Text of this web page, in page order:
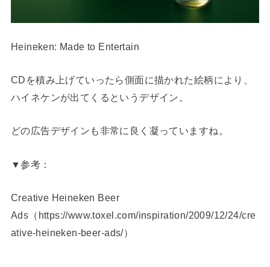
Heineken: Made to Entertain
CDを積み上げていったら側面に描かれた絵柄により、
ハイネケンが出てくるというデザイン。
どの広告デザインも非常に良く凝っていますね。
▼参考：
Creative Heineken Beer
Ads（https://www.toxel.com/inspiration/2009/12/24/cre
ative-heineken-beer-ads/）